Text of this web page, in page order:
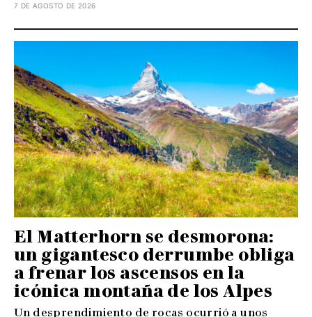
7 DE AGOSTO DE 2026
El Matterhorn se desmorona:
un gigantesco derrumbe obliga
a frenar los ascensos en la
icónica montaña de los Alpes
Un desprendimiento de rocas ocurrió a unos